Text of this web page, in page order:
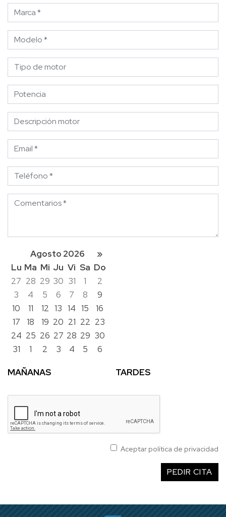
Marca *
Modelo *
Tipo de motor
Potencia
Descripción motor
Email
Teléfono
Comentarios
Agosto 2026
»
Lu Ma Mi Ju Vi Sa Do
27 28 29 30 31 1
2
3
4 5 6 7 8
9
10
11 12 13 14 15
16
17
18 19 20 21 22 23
24 25 26 27 28 29 30
31
1 2 3 4 5 6
MAÑANAS TARDES
Aceptar política de privacidad
PEDIR CITA